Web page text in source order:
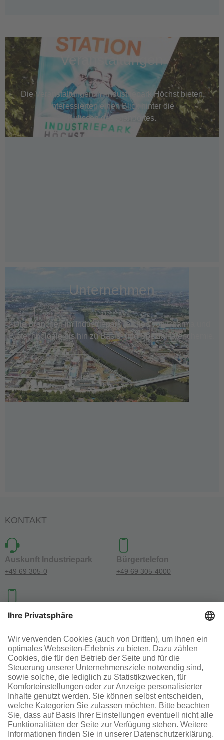
Veranstaltungen
Die Veranstaltungen im Industriepark Höchst bieten
Interessierten einen Blick hinter die
Kulissen des Standortes.
Unternehmen
Die Branchen im Industriepark reichen von Pharma und
Biotechnologie bis hin zu Basis- und Spezialitätenchemie.
KONTAKT
Auskunft Industriepark
+49 69 305-0
Bürgertelefon
+49 69 305-4000
Investoren-Kontakt
+49 69 305-46300
SOCIAL MEDIA
AGB Impressum Datenschutz Cookie-Einstellungen